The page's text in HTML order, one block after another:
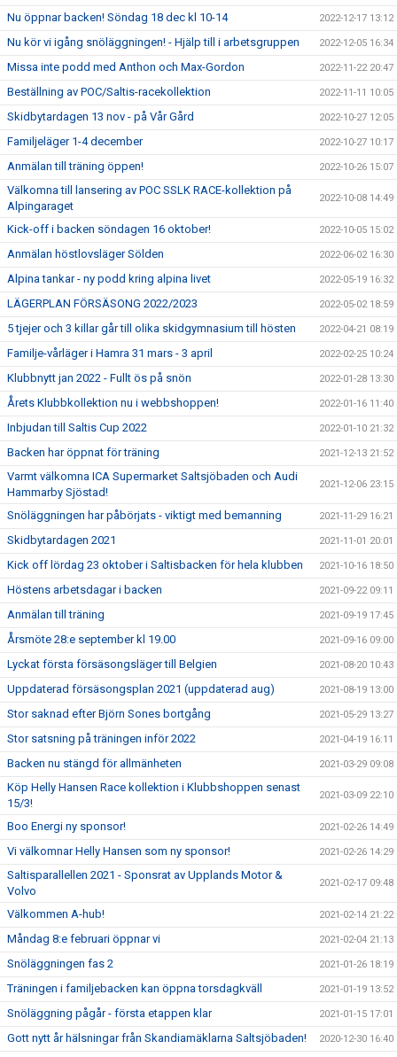
Nu öppnar backen! Söndag 18 dec kl 10-14 2022-12-17 13:12
Nu kör vi igång snöläggningen! - Hjälp till i arbetsgruppen 2022-12-05 16:34
Missa inte podd med Anthon och Max-Gordon 2022-11-22 20:47
Beställning av POC/Saltis-racekollektion 2022-11-11 10:05
Skidbytardagen 13 nov - på Vår Gård 2022-10-27 12:05
Familjeläger 1-4 december 2022-10-27 10:17
Anmälan till träning öppen! 2022-10-26 15:07
Välkomna till lansering av POC SSLK RACE-kollektion på
Alpingaraget
2022-10-08 14:49
Kick-off i backen söndagen 16 oktober! 2022-10-05 15:02
Anmälan höstlovsläger Sölden 2022-06-02 16:30
Alpina tankar - ny podd kring alpina livet 2022-05-19 16:32
LÄGERPLAN FÖRSÄSONG 2022/2023 2022-05-02 18:59
5 tjejer och 3 killar går till olika skidgymnasium till hösten 2022-04-21 08:19
Familje-vårläger i Hamra 31 mars - 3 april 2022-02-25 10:24
Klubbnytt jan 2022 - Fullt ös på snön 2022-01-28 13:30
Årets Klubbkollektion nu i webbshoppen! 2022-01-16 11:40
Inbjudan till Saltis Cup 2022 2022-01-10 21:32
Backen har öppnat för träning 2021-12-13 21:52
Varmt välkomna ICA Supermarket Saltsjöbaden och Audi
Hammarby Sjöstad!
2021-12-06 23:15
Snöläggningen har påbörjats - viktigt med bemanning 2021-11-29 16:21
Skidbytardagen 2021 2021-11-01 20:01
Kick off lördag 23 oktober i Saltisbacken för hela klubben 2021-10-16 18:50
Höstens arbetsdagar i backen 2021-09-22 09:11
Anmälan till träning 2021-09-19 17:45
Årsmöte 28:e september kl 19.00 2021-09-16 09:00
Lyckat första försäsongsläger till Belgien 2021-08-20 10:43
Uppdaterad försäsongsplan 2021 (uppdaterad aug) 2021-08-19 13:00
Stor saknad efter Björn Sones bortgång 2021-05-29 13:27
Stor satsning på träningen inför 2022 2021-04-19 16:11
Backen nu stängd för allmänheten 2021-03-29 09:08
Köp Helly Hansen Race kollektion i Klubbshoppen senast
15/3!
2021-03-09 22:10
Boo Energi ny sponsor! 2021-02-26 14:49
Vi välkomnar Helly Hansen som ny sponsor! 2021-02-26 14:29
Saltisparallellen 2021 - Sponsrat av Upplands Motor &
Volvo
2021-02-17 09:48
Välkommen A-hub! 2021-02-14 21:22
Måndag 8:e februari öppnar vi 2021-02-04 21:13
Snöläggningen fas 2 2021-01-26 18:19
Träningen i familjebacken kan öppna torsdagkväll 2021-01-19 13:52
Snöläggning pågår - första etappen klar 2021-01-15 17:01
Gott nytt år hälsningar från Skandiamäklarna Saltsjöbaden! 2020-12-30 16:40